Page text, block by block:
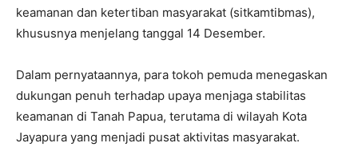
keamanan dan ketertiban masyarakat (sitkamtibmas),
khususnya menjelang tanggal 14 Desember.
‎Dalam pernyataannya, para tokoh pemuda menegaskan
dukungan penuh terhadap upaya menjaga stabilitas
keamanan di Tanah Papua, terutama di wilayah Kota
Jayapura yang menjadi pusat aktivitas masyarakat.